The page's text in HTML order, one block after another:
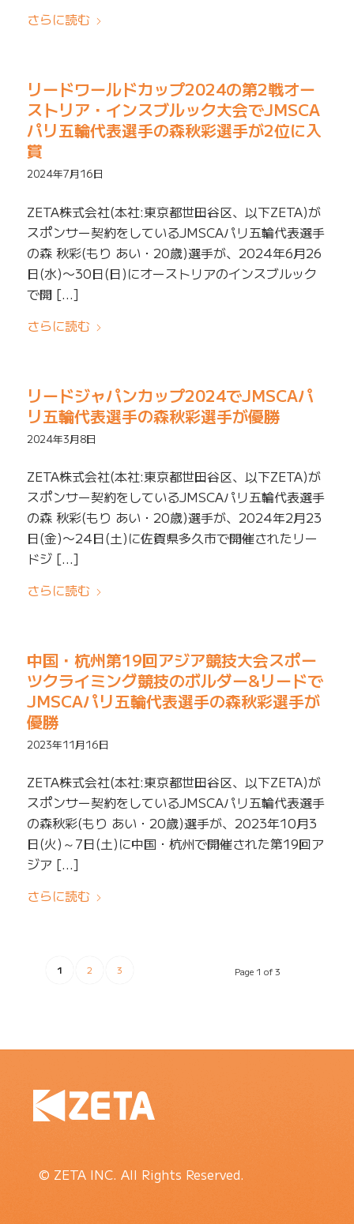
さらに読む
リードワールドカップ2024の第2戦オー
ストリア・インスブルック大会でJMSCA
パリ五輪代表選手の森秋彩選手が2位に入
賞
2024年7月16日
ZETA株式会社(本社:東京都世田谷区、以下ZETA)が
スポンサー契約をしているJMSCAパリ五輪代表選手
の森 秋彩(もり あい・20歳)選手が、2024年6月26
日(水)〜30日(日)にオーストリアのインスブルック
で開 […]
さらに読む
リードジャパンカップ2024でJMSCAパ
リ五輪代表選手の森秋彩選手が優勝
2024年3月8日
ZETA株式会社(本社:東京都世田谷区、以下ZETA)が
スポンサー契約をしているJMSCAパリ五輪代表選手
の森 秋彩(もり あい・20歳)選手が、2024年2月23
日(金)〜24日(土)に佐賀県多久市で開催されたリー
ドジ […]
さらに読む
中国・杭州第19回アジア競技大会スポー
ツクライミング競技のボルダー&リードで
JMSCAパリ五輪代表選手の森秋彩選手が
優勝
2023年11月16日
ZETA株式会社(本社:東京都世田谷区、以下ZETA)が
スポンサー契約をしているJMSCAパリ五輪代表選手
の森秋彩(もり あい・20歳)選手が、2023年10月3
日(火)～7日(土)に中国・杭州で開催された第19回ア
ジア […]
さらに読む
Page 1 of 3
1 2 3
© ZETA INC. All Rights Reserved.